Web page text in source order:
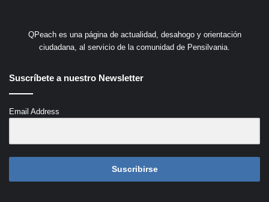
QPeach es una página de actualidad, desahogo y orientación
ciudadana, al servicio de la comunidad de Pensilvania.
Suscríbete a nuestro Newsletter
Email Address
Suscribirse